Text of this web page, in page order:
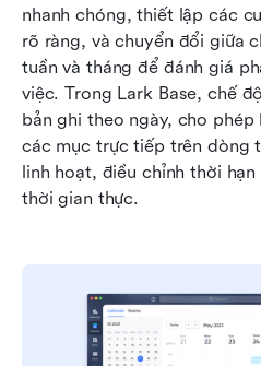
nhanh chóng, thiết lập các
rõ ràng, và chuyển đổi giữa
tuần và tháng để đánh giá
việc. Trong Lark Base, chế
bản ghi theo ngày, cho
các mục trực tiếp trên dòng
linh hoạt, điều chỉnh thời
thời gian thực.